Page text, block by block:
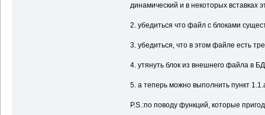
динамический и в некоторых вставках
2. убедиться что файл с блоками
3. убедиться, что в этом файле есть
4. утянуть блок из внешнего файла в
5. а теперь можно выполнить пункт
P.S.:по поводу функций, которые